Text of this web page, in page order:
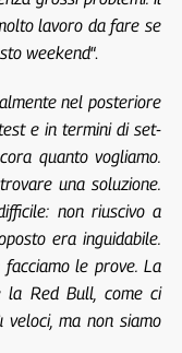
lavoro da fare se
weekend“.
nel posteriore
e in termini di set-
quanto vogliamo.
una soluzione.
non riuscivo a
era inguidabile.
le prove. La
la Red Bull, come ci
veloci, ma non siamo